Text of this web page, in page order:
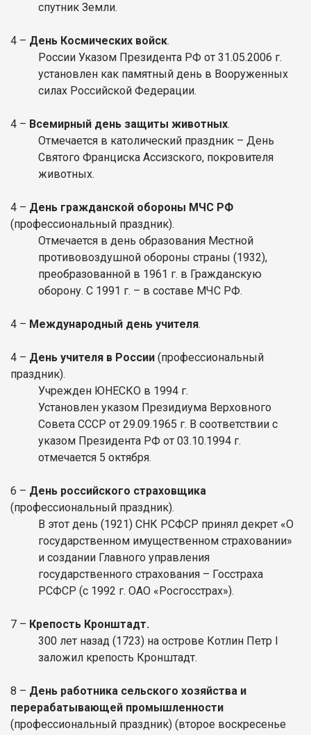
спутник Земли.
4 – День Космических войск.
России Указом Президента РФ от 31.05.2006 г.
установлен как памятный день в Вооруженных
силах Российской Федерации.
4 – Всемирный день защиты животных.
Отмечается в католический праздник – День
Святого Франциска Ассизского, покровителя
животных.
4 – День гражданской обороны МЧС РФ
(профессиональный праздник).
Отмечается в день образования Местной
противовоздушной обороны страны (1932),
преобразованной в 1961 г. в Гражданскую
оборону. С 1991 г. – в составе МЧС РФ.
4 – Международный день учителя.
4 – День учителя в России (профессиональный
праздник).
Учрежден ЮНЕСКО в 1994 г.
Установлен указом Президиума Верховного
Совета СССР от 29.09.1965 г. В соответствии с
указом Президента РФ от 03.10.1994 г.
отмечается 5 октября.
6 – День российского страховщика
(профессиональный праздник).
В этот день (1921) СНК РСФСР принял декрет «О
государственном имущественном страховании»
и создании Главного управления
государственного страхования – Госстраха
РСФСР (с 1992 г. ОАО «Росгосстрах»).
7 – Крепость Кронштадт.
300 лет назад (1723) на острове Котлин Петр I
заложил крепость Кронштадт.
8 – День работника сельского хозяйства и
перерабатывающей промышленности
(профессиональный праздник) (второе воскресенье